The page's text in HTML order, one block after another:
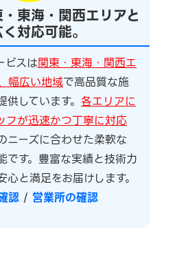
東海・関西エリアと
対応可能。
ビスは関東・東海・関西エ
幅広い地域で高品質な施
しています。 各エリアに
フが迅速かつ丁寧に対応
ニーズに合わせた柔軟な
です。豊富な実績と技術力
心と満足をお届けします。
認 / 営業所の確認